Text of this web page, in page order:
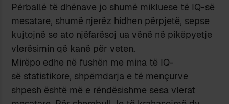
Përballë të dhënave jo shumë mikluese të IQ-së
mesatare, shumë njerëz hidhen përpjetë, sepse
kujtojnë se ato njëfarësoj ua vënë në pikëpyetje
vlerësimin që kanë për veten.
Mirëpo edhe në fushën me mina të IQ-
së statistikore, shpërndarja e të mençurve
shpesh është më e rëndësishme sesa vlerat